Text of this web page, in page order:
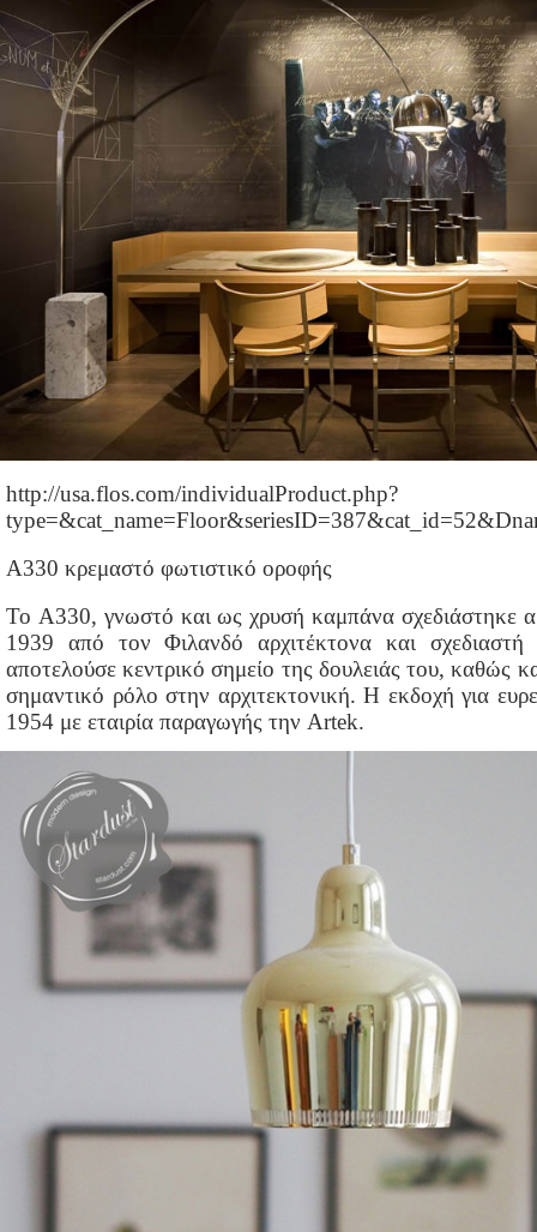
http://usa.flos.com/individualProduct.php?
A330 κρεμαστό φωτιστικό οροφής
Το A330, γνωστό και ως χρυσή καμπάνα σχεδιάστηκε
1939 από τον Φιλανδό αρχιτέκτονα και
αποτελούσε κεντρικό σημείο της δουλειάς του, καθώς
σημαντικό ρόλο στην αρχιτεκτονική. Η εκδοχή για
1954 με εταιρία παραγωγής την Artek.